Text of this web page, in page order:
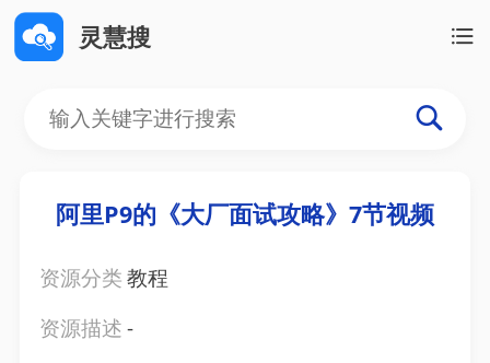
灵慧搜
阿里P9的《大厂面试攻略》7节视频
资源分类教程
资源描述-